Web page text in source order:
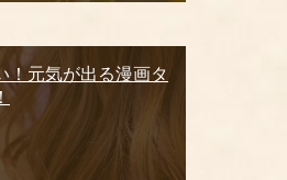
！元気が出る漫画タ